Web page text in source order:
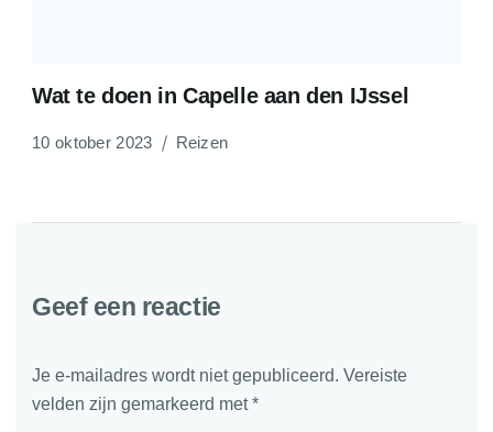
Wat te doen in Capelle aan den IJssel
10 oktober 2023 Reizen
Geef een reactie
Je e-mailadres wordt niet gepubliceerd. Vereiste
velden zijn gemarkeerd met*